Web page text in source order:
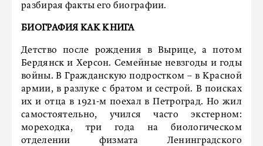
разбирая факты его биографии.
БИОГРАФИЯ КАК КНИГА
Детство после рождения в Вырице, а потом
Бердянск и Херсон. Семейные невзгоды и годы
войны. В Гражданскую подростком – в Красной
армии, в разлуке с братом и сестрой. В поисках
их и отца в 1921-м поехал в Петроград. Но жил
самостоятельно, учился часто экстерном:
мореходка, три года на биологическом
отделении физмата Ленинградского